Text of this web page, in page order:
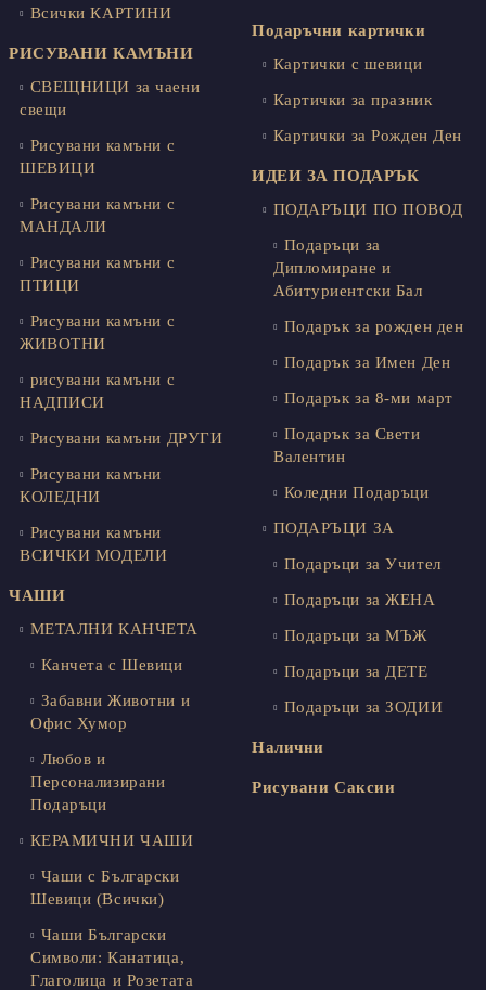
Всички КАРТИНИ
РИСУВАНИ КАМЪНИ
СВЕЩНИЦИ за чаени
свещи
Рисувани камъни с
ШЕВИЦИ
Рисувани камъни с
МАНДАЛИ
Рисувани камъни с
ПТИЦИ
Рисувани камъни с
ЖИВОТНИ
рисувани камъни с
НАДПИСИ
Рисувани камъни ДРУГИ
Рисувани камъни
КОЛЕДНИ
Рисувани камъни
ВСИЧКИ МОДЕЛИ
ЧАШИ
МЕТАЛНИ КАНЧЕТА
Канчета с Шевици
Забавни Животни и
Офис Хумор
Любов и
Персонализирани
Подаръци
КЕРАМИЧНИ ЧАШИ
Чаши с Български
Шевици (Всички)
Чаши Български
Символи: Канатица,
Глаголица и Розетата
Подаръчни картички
Картички с шевици
Картички за празник
Картички за Рожден Ден
ИДЕИ ЗА ПОДАРЪК
ПОДАРЪЦИ ПО ПОВОД
Подаръци за
Дипломиране и
Абитуриентски Бал
Подарък за рожден ден
Подарък за Имен Ден
Подарък за 8-ми март
Подарък за Свети
Валентин
Коледни Подаръци
ПОДАРЪЦИ ЗА
Подаръци за Учител
Подаръци за ЖЕНА
Подаръци за МЪЖ
Подаръци за ДЕТЕ
Подаръци за ЗОДИИ
Налични
Рисувани Саксии